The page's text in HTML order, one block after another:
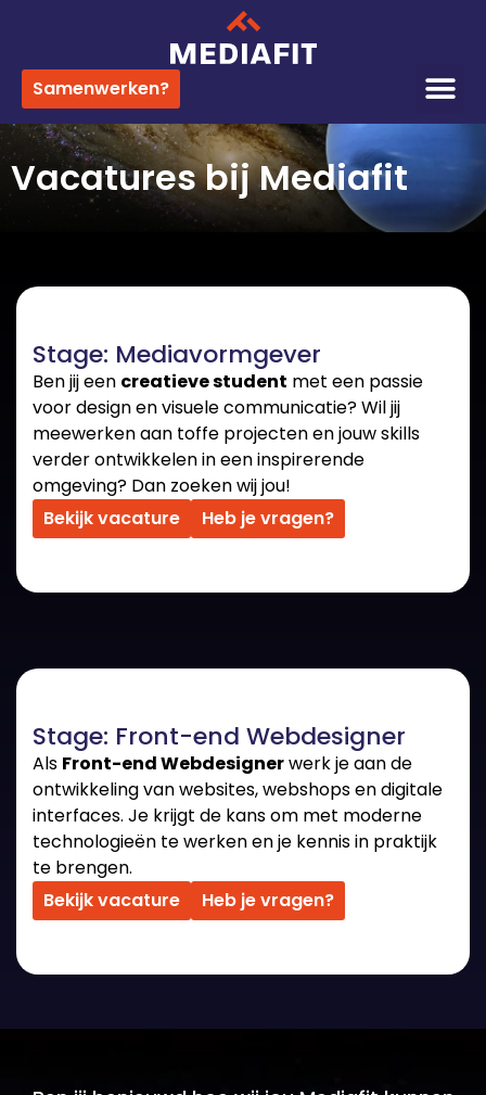
Samenwerken?
Vacatures bij Mediafit
Stage: Mediavormgever
Ben jij een creatieve student met een passie
voor design en visuele communicatie? Wil jij
meewerken aan toffe projecten en jouw skills
verder ontwikkelen in een inspirerende
omgeving? Dan zoeken wij jou!
Bekijk vacature
Heb je vragen?
Stage: Front-end Webdesigner
Als Front-end Webdesignerwerk je aan de
ontwikkeling van websites, webshops en digitale
interfaces. Je krijgt de kans om met moderne
technologieën te werken en je kennis in praktijk
te brengen.
Bekijk vacature
Heb je vragen?